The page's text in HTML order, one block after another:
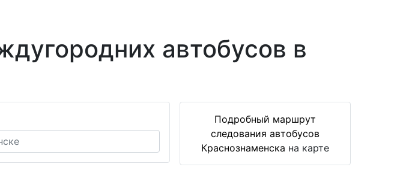
автобусов в
Подробный маршрут
следования автобусов
Краснознаменска на карте